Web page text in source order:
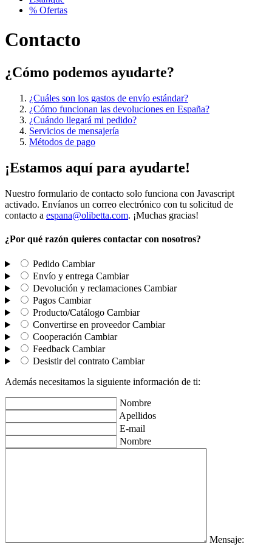
% Ofertas
Contacto
¿Cómo podemos ayudarte?
¿Cuáles son los gastos de envío estándar?
¿Cómo funcionan las devoluciones en España?
¿Cuándo llegará mi pedido?
Servicios de mensajería
Métodos de pago
¡Estamos aquí para ayudarte!
Nuestro formulario de contacto solo funciona con Javascript
activado. Envíanos un correo electrónico con tu solicitud de
contacto a espana@olibetta.com. ¡Muchas gracias!
¿Por qué razón quieres contactar con nosotros?
Pedido Cambiar
Envío y entrega Cambiar
Devolución y reclamaciones Cambiar
Pagos Cambiar
Producto/Catálogo Cambiar
Convertirse en proveedor Cambiar
Cooperación Cambiar
Feedback Cambiar
Desistir del contrato Cambiar
Además necesitamos la siguiente información de ti:
Nombre
Apellidos
E-mail
Nombre
Mensaje: